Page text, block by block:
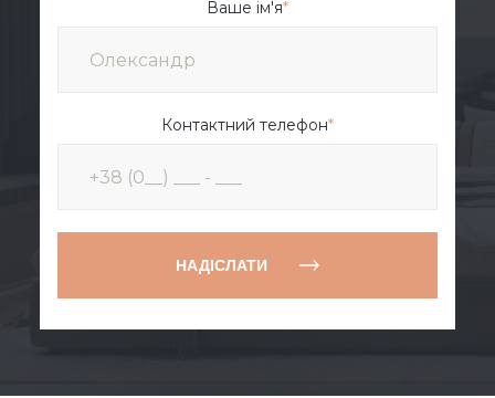
Ваше ім'я*
Контактний телефон*
НАДІСЛАТИ